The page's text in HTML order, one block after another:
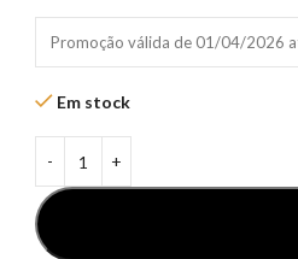
Promoção válida de 01/04/2026
Em stock